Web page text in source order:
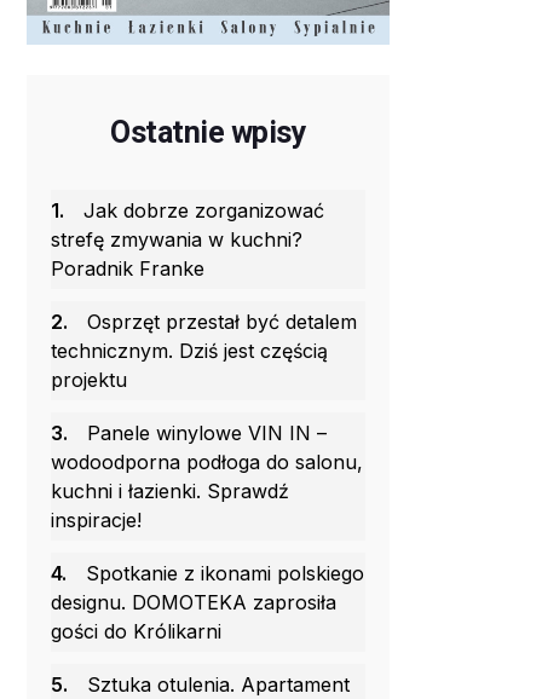
Ostatnie wpisy
1.
Jak dobrze zorganizować
strefę zmywania w kuchni?
Poradnik Franke
2.
Osprzęt przestał być detalem
technicznym. Dziś jest częścią
projektu
3.
Panele winylowe VIN IN –
wodoodporna podłoga do salonu,
kuchni i łazienki. Sprawdź
inspiracje!
4.
Spotkanie z ikonami polskiego
designu. DOMOTEKA zaprosiła
gości do Królikarni
5.
Sztuka otulenia. Apartament